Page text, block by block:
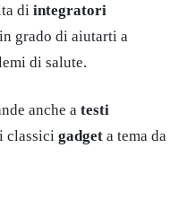
di integratori
in grado di aiutarti a
di salute.
anche a testi
classici gadget a tema da